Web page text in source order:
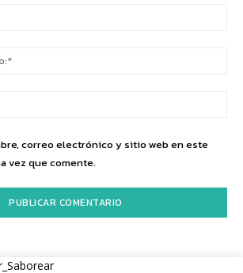
correo electrónico y sitio web en este
vez que comente.